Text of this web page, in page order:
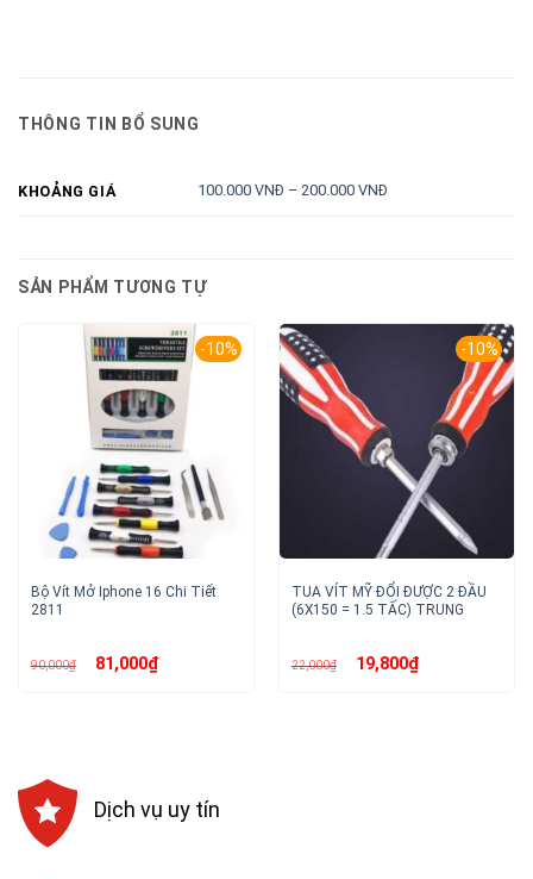
THÔNG TIN BỔ SUNG
KHOẢNG GIÁ 100.000 VNĐ – 200.000 VNĐ
SẢN PHẨM TƯƠNG TỰ
-10%
Bộ Vít Mở Iphone 16 Chi Tiết
2811
90,000₫ Giá
gốc81,000₫Giá
-10%
TUA VÍT MỸ ĐỔI ĐƯỢC 2 ĐẦU
(6X150 = 1.5 TẤC) TRUNG
22,000₫ Giá
gốc19,800₫Giá
Dịch vụ uy tín